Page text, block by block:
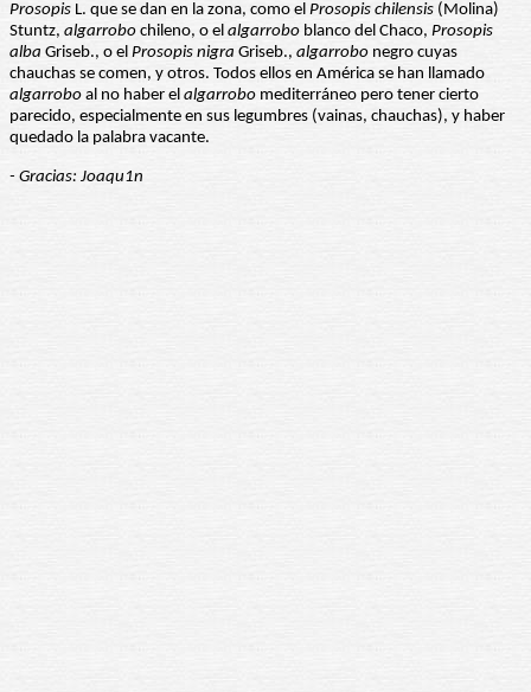
Prosopis L. que se dan en la zona, como el Prosopis chilensis (Molina)
Stuntz, algarrobo chileno, o el algarrobo blanco del Chaco, Prosopis
alba Griseb., o el Prosopis nigra Griseb., algarrobo negro cuyas
chauchas se comen, y otros. Todos ellos en América se han llamado
algarrobo al no haber el algarrobo mediterráneo pero tener cierto
parecido, especialmente en sus legumbres (vainas, chauchas), y haber
quedado la palabra vacante.
- Gracias: Joaqu1n